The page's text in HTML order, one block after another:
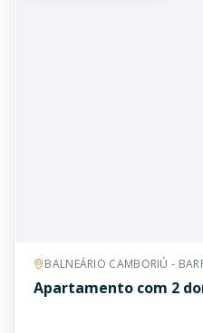
BALNEÁRIO CAMBORIÚ -
Apartamento com 2